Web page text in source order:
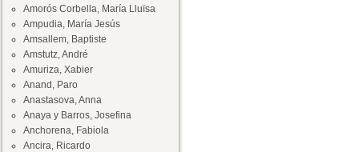
Amorós Corbella, María Lluïsa
Ampudia, María Jesús
Amsallem, Baptiste
Amstutz, André
Amuriza, Xabier
Anand, Paro
Anastasova, Anna
Anaya y Barros, Josefina
Anchorena, Fabiola
Ancira, Ricardo